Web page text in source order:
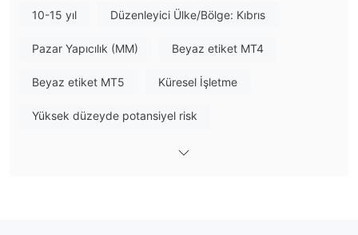
lisanslanmıştır.
Libertex'da Ne İşlem Yapabilirim?
Hesap Türü
Aracı kurum maksimum 1:30 kaldıraç oranı sunmaktadır.
10-15 yıl Düzenleyici Ülke/Bölge: Kıbrıs
Pazar Yapıcılık (MM) Beyaz etiket MT4
Beyaz etiket MT5 Küresel İşletme
Yüksek düzeyde potansiyel risk